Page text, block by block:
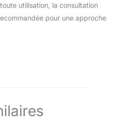
utilisation, la consultation
pour une approche